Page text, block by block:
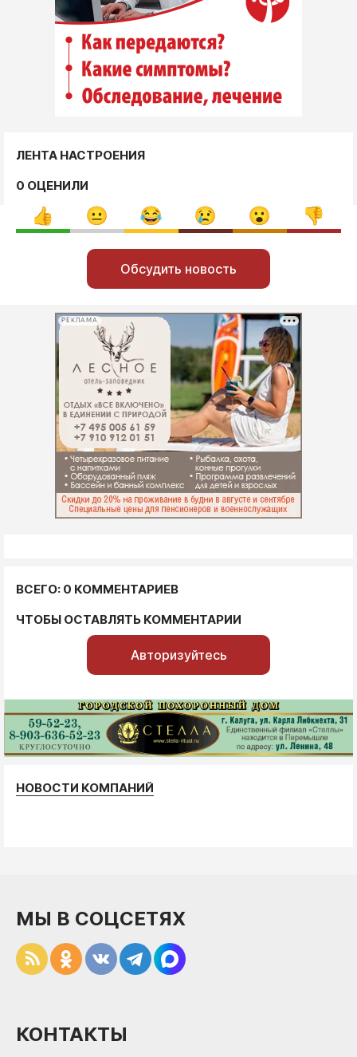
ЛЕНТА НАСТРОЕНИЯ
0 ОЦЕНИЛИ
Обсудить новость
РЕКЛАМА
ВСЕГО: 0 КОММЕНТАРИЕВ
ЧТОБЫ ОСТАВЛЯТЬ КОММЕНТАРИИ
Авторизуйтесь
НОВОСТИ КОМПАНИЙ
МЫ В СОЦСЕТЯХ
КОНТАКТЫ